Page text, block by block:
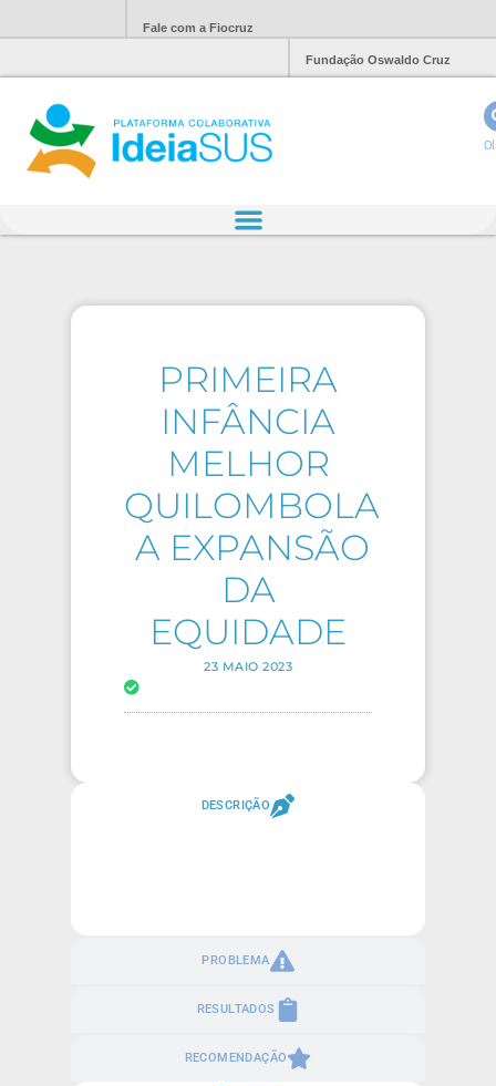
Fale com a Fiocruz
Fundação Oswaldo Cruz
PRIMEIRA
INFÂNCIA
MELHOR
QUILOMBOLA
 A EXPANSÃO
DA
EQUIDADE
23 MAIO 2023
DESCRIÇÃO
PROBLEMA
RESULTADOS
RECOMENDAÇÃO